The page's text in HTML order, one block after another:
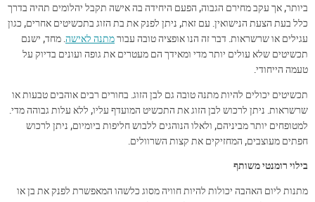
ביותר, אך עקב מחירם הגבוה, הפעם היחידה בה אישה תקבל יהלומים תהיה בדרך
כלל בעת הצעת הנישואין. עם זאת, ניתן לפנק את בת הזוג בתכשיטים אחרים, כגון
עגילים או שרשראות. דבר זה הנו אופציה טובה עבורמתנה לאישה. מחד, ישנם
תכשיטים שלא עולים יותר מדי ומאידך הם מעטרים את גופה ועונים בדיוק על
טעמה הייחודי.
תכשיטים יכולים להיות מתנה טובה גם לבן הזוג. בחורים רבים אוהבים טבעות או
שרשראות. ניתן לרכוש לבן הזוג את התכשיט המועדף עליו, ללא עלות גבוהה מדי.
למטופחים יותר מביניהם, ולאלו הנוהגים ללבוש חליפות ביומיום, ניתן לרכוש
חפתים מעוצבים, המחזיקים את קצות השרוולים.
בילוי רומנטי משותף
מתנות ליום האהבה יכולות להיות חוויה מסוג כלשהו המאפשרת לפנק את בן או